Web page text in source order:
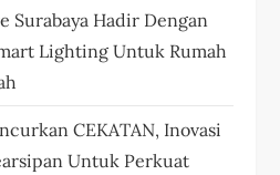
Surabaya Hadir Dengan
Lighting Untuk Rumah
CEKATAN, Inovasi
Untuk Perkuat